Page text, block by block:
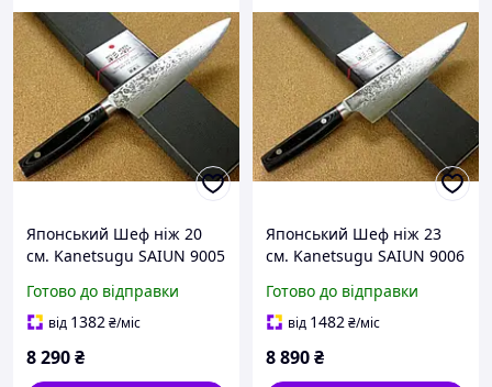
Японський Шеф ніж 20
см. Kanetsugu SAIUN 9005
Серцевина VG 10, Руків'я
мікарта.
Готово до відправки
від 1382₴/міс
8 290₴
Японський Шеф ніж 23
см. Kanetsugu SAIUN 9006
Серцевина VG 10, Руків'я
мікарта.
Готово до відправки
від 1482₴/міс
8 890₴